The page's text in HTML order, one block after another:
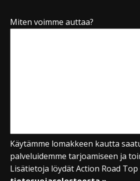
Miten voimme auttaa?
Käytämme lomakkeen kautta
palveluidemme tarjoamiseen ja
Lisätietoja löydät Action Road Top